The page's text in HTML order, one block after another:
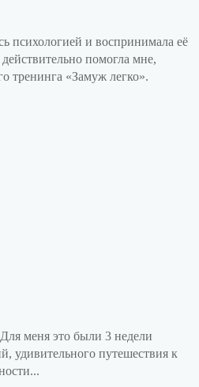
психологией и воспринимала её
помогла мне,
тренинга «Замуж легко».
меня это были 3 недели
удивительного путешествия к